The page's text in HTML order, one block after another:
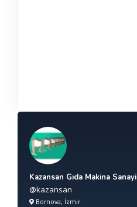
Kazansan Gıda Makina Sanayi
@kazansan
Bornova, İzmir